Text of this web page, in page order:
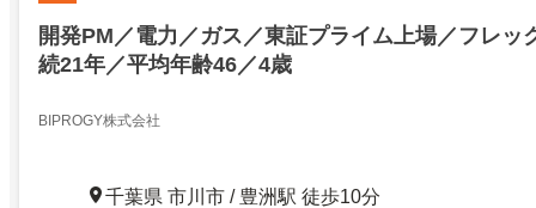
開発PM／電力／ガス／東証プライム上場／フレッ
続21年／平均年齢46／4歳
BIPROGY株式会社
千葉県 市川市 / 豊洲駅 徒歩10分